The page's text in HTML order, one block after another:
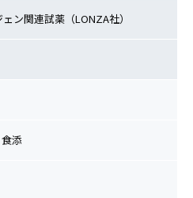
ン関連試薬（LONZA社）
添